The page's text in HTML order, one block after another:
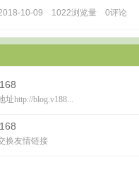
10-09 1022浏览量 0评论
址http://blog.v188...
换友情链接